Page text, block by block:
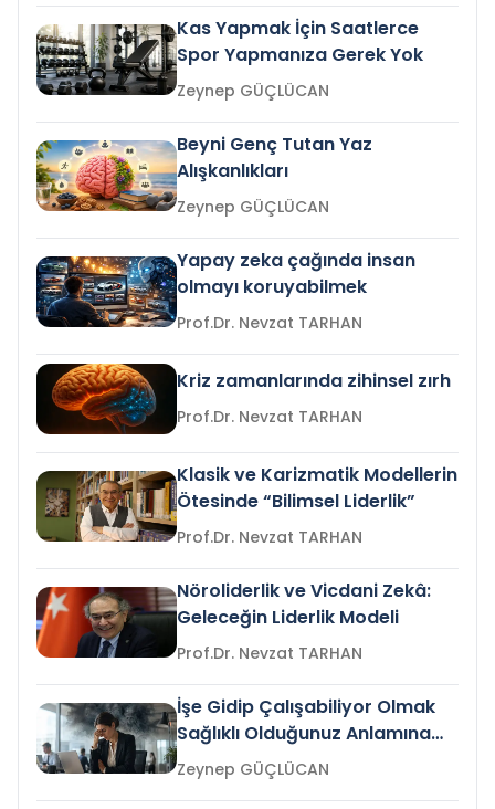
Kas Yapmak İçin Saatlerce
Spor Yapmanıza Gerek Yok
Zeynep GÜÇLÜCAN
Beyni Genç Tutan Yaz
Alışkanlıkları
Zeynep GÜÇLÜCAN
Yapay zeka çağında insan
olmayı koruyabilmek
Prof.Dr. Nevzat TARHAN
Kriz zamanlarında zihinsel zırh
Prof.Dr. Nevzat TARHAN
Klasik ve Karizmatik Modellerin
Ötesinde “Bilimsel Liderlik”
Prof.Dr. Nevzat TARHAN
Nöroliderlik ve Vicdani Zekâ:
Geleceğin Liderlik Modeli
Prof.Dr. Nevzat TARHAN
İşe Gidip Çalışabiliyor Olmak
Sağlıklı Olduğunuz Anlamına
Gelir mi?Zeynep GÜÇLÜCAN